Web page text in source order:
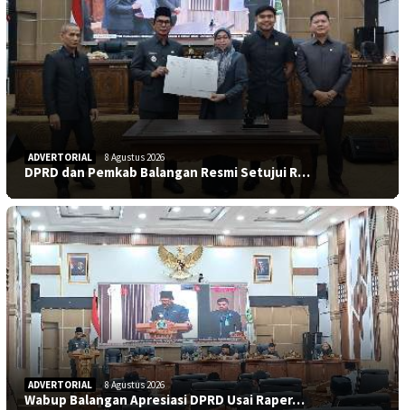
ADVERTORIAL 8 Agustus 2026
DPRD dan Pemkab Balangan Resmi Setujui R…
ADVERTORIAL 8 Agustus 2026
Wabup Balangan Apresiasi DPRD Usai Raper…